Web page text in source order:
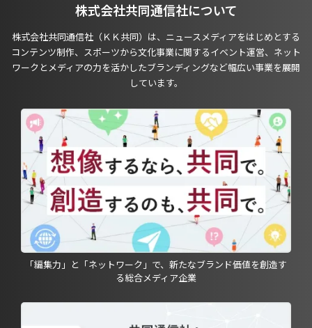
株式会社共同通信社について
株式会社共同通信社（ＫＫ共同）は、ニュースメディアをはじめとする
コンテンツ制作、スポーツから文化事業に関するイベント運営、ネット
ワークとメディアの力を活かしたブランディングなど幅広い事業を展開
しています。
「編集力」と「ネットワーク」で、新たなブランド価値を創造す
る総合メディア企業